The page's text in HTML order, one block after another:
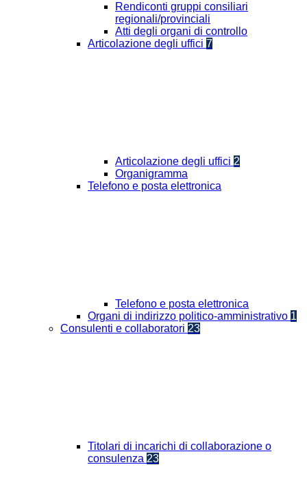
Rendiconti gruppi consiliari
regionali/provinciali
Atti degli organi di controllo
Articolazione degli uffici 7
Articolazione degli uffici 2
Organigramma
Telefono e posta elettronica
Telefono e posta elettronica
Organi di indirizzo politico-amministrativo 1
Consulenti e collaboratori 23
Titolari di incarichi di collaborazione o
consulenza 23